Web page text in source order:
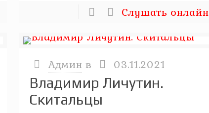
Слушать онлайн
Админ в 03.11.2021
Владимир Личутин.
Скитальцы